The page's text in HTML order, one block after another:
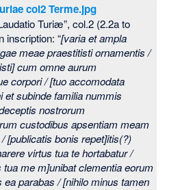
col2 Terme.jpg
Turiæ”, col.2 (2.2a to
inscription: “[varia et ampla
meae praestitisti ornamentis /
cum omne aurum
corpori / [tuo accomodata
et subinde familia nummis
nostrorum
custodibus apsentiam meam
[publicatis bonis repet]itis(?)
virtus tua te hortabatur /
tua me m]unibat clementia eorum
ea parabas / [nihilo minus tamen